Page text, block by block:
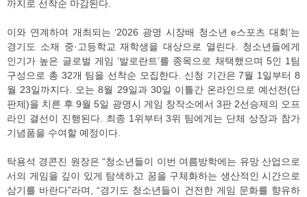
까지로 선착순 마감된다.
이와 연계하여 개최되는 ‘2026 광명 시장배 청소년 e스포츠 대회’는
경기도 소재 중·고등학교 재학생을 대상으로 열린다. 청소년들에게
인기가 높은 글로벌 게임 ‘발로란트’를 종목으로 채택했으며 5인 1팀
구성으로 총 32개 팀을 선착순 모집한다. 신청 기간은 7월 1일부터 8
월 23일까지다. 오는 8월 29일과 30일 이틀간 온라인으로 예선전(단
판제)을 치른 후 9월 5일 광명시 게임 창작소에서 3판 2선승제의 오프
라인 결선이 진행된다. 최종 1위부터 3위 팀에게는 단체 상장과 참가
기념품을 수여할 예정이다.
탁용석 경콘진 원장은 “청소년들이 이번 여름방학에는 유망 산업으로
서의 게임을 깊이 있게 탐색하고 꿈을 구체화하는 생산적인 시간으로
삼기를 바란다”라며, “경기도 청소년들이 건전한 게임 문화를 향유하